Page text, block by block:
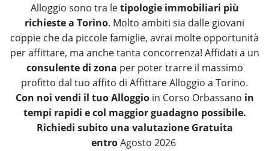
Alloggio sono tra letipologie immobiliari più
richieste a Torino. Molto ambiti sia dalle giovani
coppie che da piccole famiglie, avrai molte opportunità
per affittare, ma anche tanta concorrenza! Affidati a un
consulente di zona per poter trarre il massimo
profitto dal tuo affito di Affittare Alloggio a Torino.
Con noi vendi il tuo Alloggio in Corso Orbassano in
tempi rapidi e col maggior guadagno possibile.
Richiedi subito una valutazione Gratuita
entroAgosto 2026